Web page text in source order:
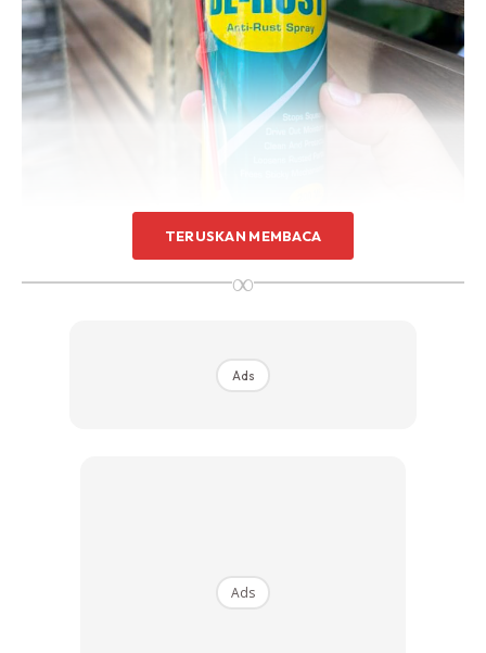
Sentuhan Midas penuh kemewahan dan elegant
untuk kediaman anda.
Rahsia dari IMPIANA, download sekarang di
Warna pagar sebelum ini memang kusam warnanya. Timbul
TERUSKAN MEMBACA
∞
Ads
Ads